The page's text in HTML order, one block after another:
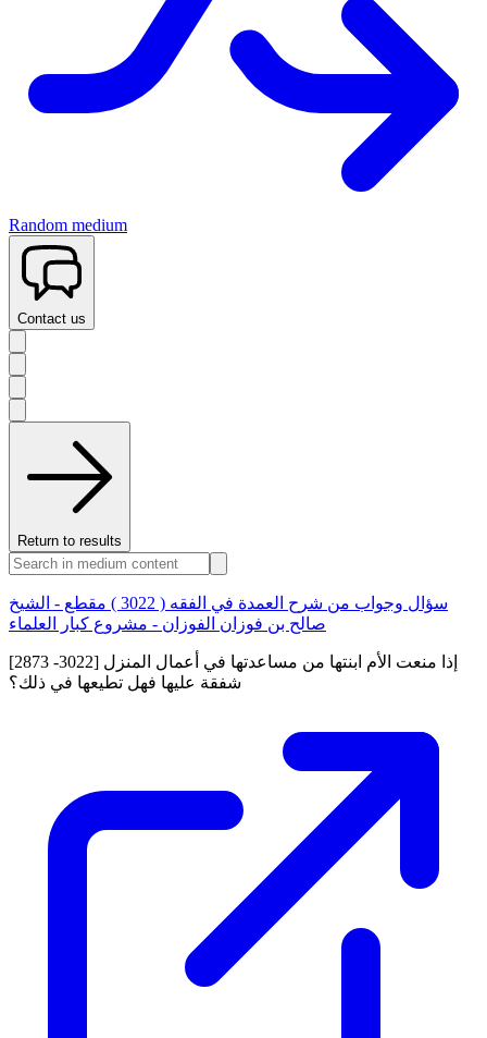
Random medium
Contact us
Return to results
سؤال وجواب من شرح العمدة في الفقه ( 3022 ) مقطع - الشيخ
صالح بن فوزان الفوزان - مشروع كبار العلماء
[2873 -3022] إذا منعت الأم ابنتها من مساعدتها في أعمال المنزل
شفقة عليها فهل تطيعها في ذلك؟